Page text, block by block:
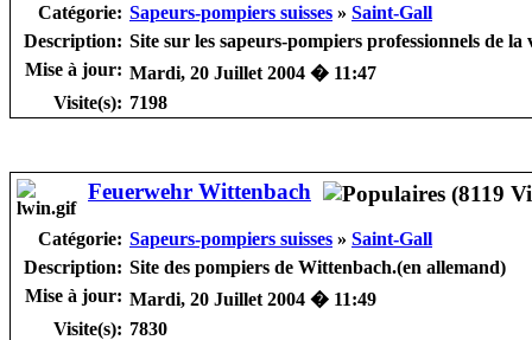
Catégorie: Sapeurs-pompiers suisses » Saint-Gall
Description: Site sur les sapeurs-pompiers professionnels de
Mise à jour: Mardi, 20 Juillet 2004 � 11:47
Visite(s): 7198
Feuerwehr Wittenbach
Catégorie: Sapeurs-pompiers suisses » Saint-Gall
Description: Site des pompiers de Wittenbach.(en allemand)
Mise à jour: Mardi, 20 Juillet 2004 � 11:49
Visite(s): 7830